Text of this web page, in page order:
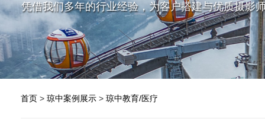
凭借我们多年的行业经验，为客户搭建与优质摄影
首页 > 琼中案例展示 > 琼中教育/医疗